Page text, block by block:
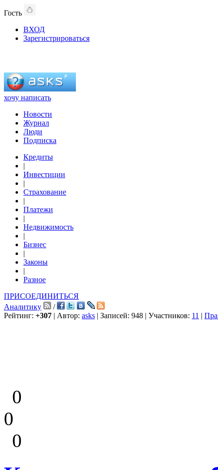
Гость
ВХОД
Зарегистрироваться
хочу написать
Новости
Журнал
Люди
Подписка
Кредиты
|
Инвестиции
|
Страхование
|
Платежи
|
Недвижимость
|
Бизнес
|
Законы
|
Разное
ПРИСОЕДИНИТЬСЯ
Аналитику
/
Рейтинг: +307 | Автор: asks | Записей: 948 | Участников: 11 |
0
0
0